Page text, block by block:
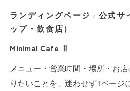
ランディングページ / 公式サ
ップ・飲食店）
Minimal Cafe Ⅱ
メニュー・営業時間・場所・お
りたいことを、迷わせず1ページ